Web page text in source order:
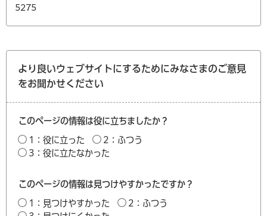
5275
より良いウェブサイトにするためにみなさまのご意見
をお聞かせください
このページの情報は役に立ちましたか？
1：役に立った
2：ふつう
3：役に立たなかった
このページの情報は見つけやすかったですか？
1：見つけやすかった
2：ふつう